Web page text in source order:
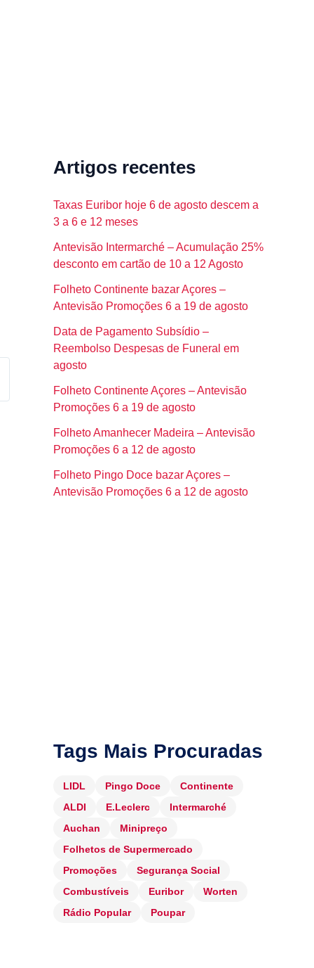
Artigos recentes
Taxas Euribor hoje 6 de agosto descem a
3 a 6 e 12 meses
Antevisão Intermarché – Acumulação 25%
desconto em cartão de 10 a 12 Agosto
Folheto Continente bazar Açores –
Antevisão Promoções 6 a 19 de agosto
Data de Pagamento Subsídio –
Reembolso Despesas de Funeral em
agosto
Folheto Continente Açores – Antevisão
Promoções 6 a 19 de agosto
Folheto Amanhecer Madeira – Antevisão
Promoções 6 a 12 de agosto
Folheto Pingo Doce bazar Açores –
Antevisão Promoções 6 a 12 de agosto
Tags Mais Procuradas
LIDL Pingo Doce
Continente
ALDI
E.Leclerc
Intermarché
Auchan
Minipreço
Folhetos de Supermercado
Promoções
Segurança Social
Combustíveis
Euribor
Worten
Rádio Popular
Poupar